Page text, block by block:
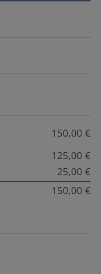
150,00 €
125,00 €
25,00 €
150,00 €